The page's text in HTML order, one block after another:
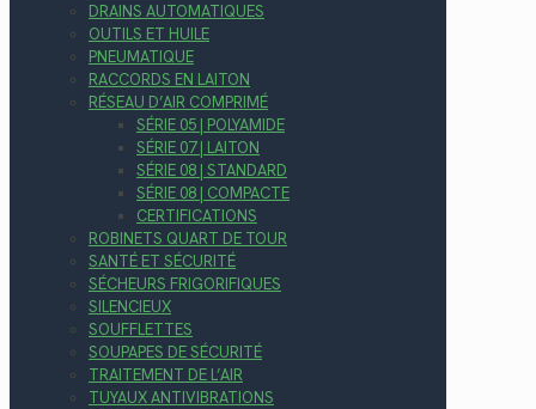
DRAINS AUTOMATIQUES
OUTILS ET HUILE
PNEUMATIQUE
RACCORDS EN LAITON
RÉSEAU D’AIR COMPRIMÉ
SÉRIE 05 | POLYAMIDE
SÉRIE 07 | LAITON
SÉRIE 08 | STANDARD
SÉRIE 08 | COMPACTE
CERTIFICATIONS
ROBINETS QUART DE TOUR
SANTÉ ET SÉCURITÉ
SÉCHEURS FRIGORIFIQUES
SILENCIEUX
SOUFFLETTES
SOUPAPES DE SÉCURITÉ
TRAITEMENT DE L’AIR
TUYAUX ANTIVIBRATIONS